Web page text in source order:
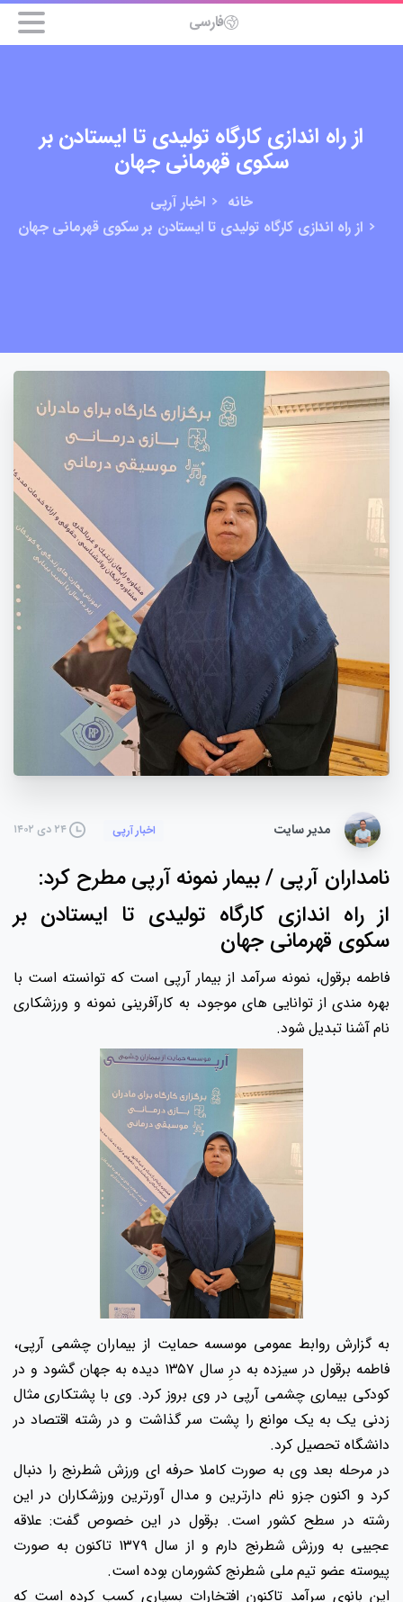
فارسی
از راه اندازی کارگاه تولیدی تا ایستادن بر
سکوی قهرمانی جهان
خانه
اخبار آرپی
از راه اندازی کارگاه تولیدی تا ایستادن بر سکوی قهرمانی جهان
مدیر سایت اخبار آرپی ۲۴ دی ۱۴۰۲
نامداران آرپی / بیمار نمونه آرپی مطرح کرد:
از راه اندازی کارگاه تولیدی تا ایستادن بر
سکوی قهرمانی جهان
فاطمه برقول، نمونه سرآمد از بیمار آرپی است که توانسته است با
بهره مندی از توانایی های موجود، به کارآفرینی نمونه و ورزشکاری
نام آشنا تبدیل شود.
به گزارش روابط عمومی موسسه حمایت از بیماران چشمی آرپی،
فاطمه برقول در سیزده به درِ سال ۱۳۵۷ دیده به جهان گشود و در
کودکی بیماری چشمی آرپی در وی بروز کرد. وی با پشتکاری مثال
زدنی یک به یک موانع را پشت سر گذاشت و در رشته اقتصاد در
دانشگاه تحصیل کرد.
در مرحله بعد وی به صورت کاملا حرفه ای ورزش شطرنج را دنبال
کرد و اکنون جزو نام دارترین و مدال آورترین ورزشکاران در این
رشته در سطح کشور است. برقول در این خصوص گفت: علاقه
عجیبی به ورزش شطرنج دارم و از سال ۱۳۷۹ تاکنون به صورت
پیوسته عضو تیم ملی شطرنج کشورمان بوده است.
این بانوی سرآمد تاکنون افتخارات بسیاری کسب کرده است که